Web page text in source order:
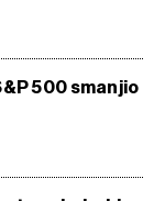
500 smanjio